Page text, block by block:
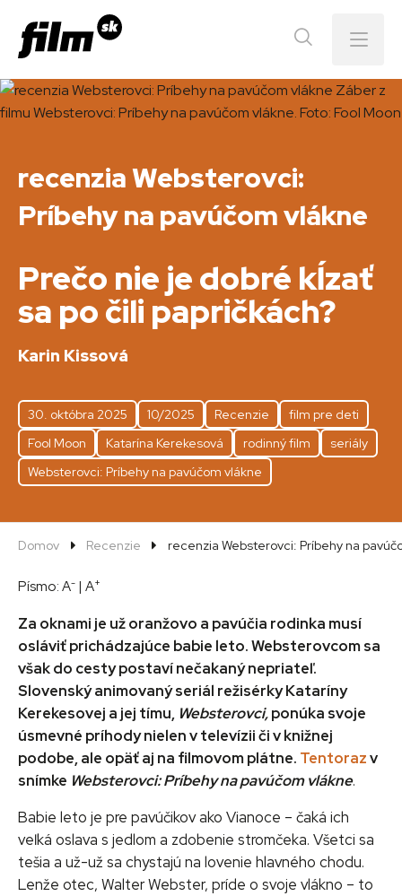
Menu
recenzia Websterovci:
Príbehy na pavúčom vlákne
Prečo nie je dobré kĺzať
sa po čili papričkách?
Karin Kissová
30. októbra 2025 10/2025 Recenzie
film pre deti
Fool Moon
Katarína Kerekesová rodinný film
seriály
Websterovci: Príbehy na pavúčom vlákne
Domov Recenzie recenzia Websterovci: Príbehy na
Písmo: A- | A+
Za oknami je už oranžovo a pavúčia rodinka musí
osláviť prichádzajúce babie leto. Websterovcom sa
však do cesty postaví nečakaný nepriateľ.
Slovenský animovaný seriál režisérky Kataríny
Kerekesovej a jej tímu, Websterovci,ponúka svoje
úsmevné príhody nielen v televízii či v knižnej
podobe, ale opäť aj na filmovom plátne. Tentorazv
snímke Websterovci: Príbehy na pavúčom vlákne.
Babie leto je pre pavúčikov ako Vianoce – čaká ich
veľká oslava s jedlom a zdobenie stromčeka. Všetci sa
tešia a už-už sa chystajú na lovenie hlavného chodu.
Lenže otec, Walter Webster, príde o svoje vlákno – to